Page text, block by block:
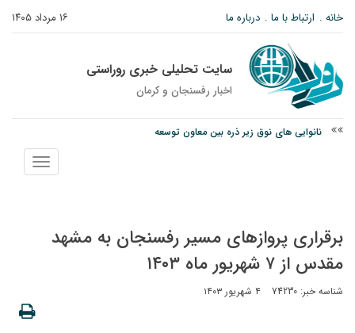
۱۶ مرداد ۱۴۰۵ خانه ارتباط با ما درباره ما
سایت تحلیلی خبری روراستی
اخبار رفسنجان و كرمان
نانوایی های نوق زیر ذره بین معاون توسعه
نمایش
منو
برقراری پروازهای مسیر رفسنجان به مشهد
مقدس از ۷ شهریور ماه ۱۴۰۳
شناسه خبر: 74230 ۴ شهریور ۱۴۰۳